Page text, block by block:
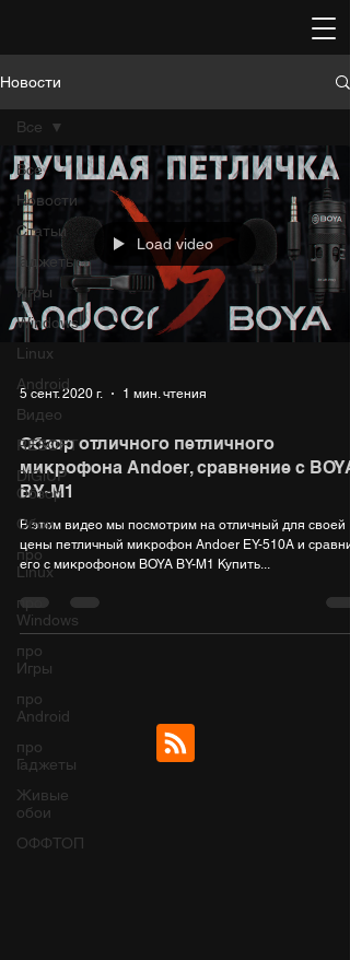
Новости
Все
Новости
Статьи
Гаджеты
Игры
Windows
Linux
Android
Видео
RESOFT
DiGiUP
Обзор
Обои
про
Linux
про
Windows
про
Игры
про
Android
про
Гаджеты
Живые
обои
ОФФТОП
Все
Load video
5 сент. 2020 г. 1 мин. чтения
Обзор отличного петличного
микрофона Andoer, сравнение с BOYA
BY-M1
В этом видео мы посмотрим на отличный для своей
цены петличный микрофон Andoer EY-510A и
его с микрофоном BOYA BY-M1 Купить...